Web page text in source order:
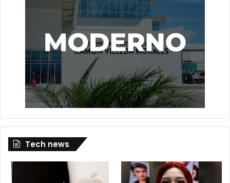
Tech news